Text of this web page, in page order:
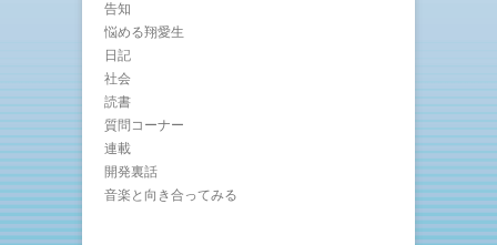
告知
悩める翔愛生
日記
社会
読書
質問コーナー
連載
開発裏話
音楽と向き合ってみる